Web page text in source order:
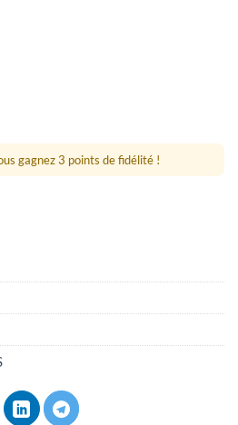
gagnez 3 points de fidélité !